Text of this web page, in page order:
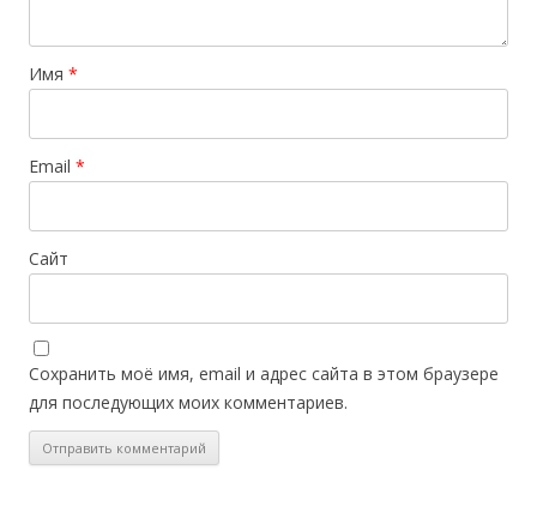
Имя *
Email *
Сайт
Сохранить моё имя, email и адрес сайта в этом браузере
для последующих моих комментариев.